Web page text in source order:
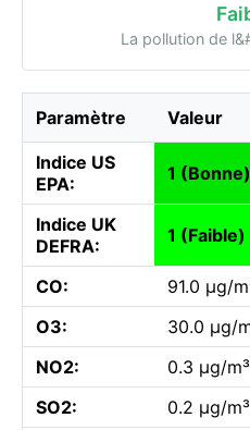
La pollution de
Paramètre Valeur
Indice US
EPA:
1 (Bonne)
Indice UK
DEFRA:
1 (Faible)
CO:
91.0 µg/
O3:
30.0 µg/
NO2:
0.3 µg/m³
SO2:
0.2 µg/m³